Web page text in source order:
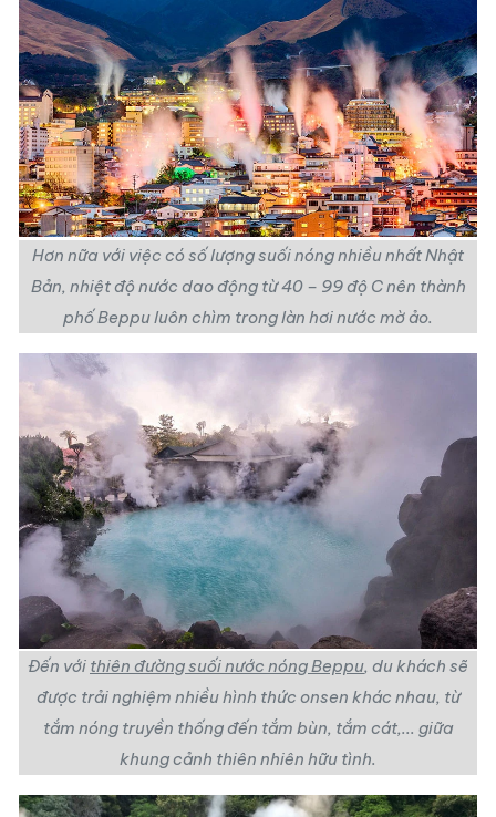
Hơn nữa với việc có số lượng suối nóng nhiều nhất Nhật
Bản, nhiệt độ nước dao động từ 40 – 99 độ C nên thành
phố Beppu luôn chìm trong làn hơi nước mờ ảo.
Đến với thiên đường suối nước nóng Beppu, du khách sẽ
được trải nghiệm nhiều hình thức onsen khác nhau, từ
tắm nóng truyền thống đến tắm bùn, tắm cát,... giữa
khung cảnh thiên nhiên hữu tình.